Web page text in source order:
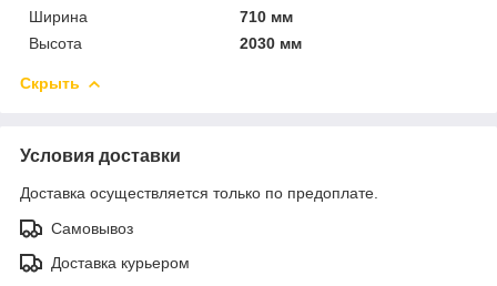
Ширина
710 мм
Высота
2030 мм
Скрыть
Условия доставки
Доставка осуществляется только по предоплате.
Самовывоз
Доставка курьером